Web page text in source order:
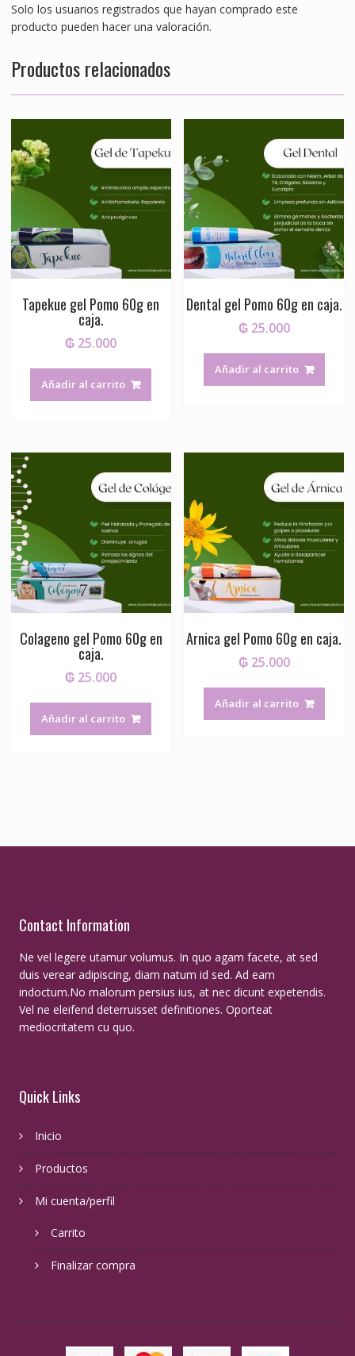
Solo los usuarios registrados que hayan comprado este
producto pueden hacer una valoración.
Productos relacionados
Tapekue gel Pomo 60g en
caja.
₲ 25.000
Añadir al carrito
Dental gel Pomo 60g en caja.
₲25.000
Añadir al carrito
Colageno gel Pomo 60g en
caja.
₲ 25.000
Añadir al carrito
Arnica gel Pomo 60g en caja.
₲25.000
Añadir al carrito
Contact Information
Ne vel legere utamur volumus. In quo agam facete, at sed
duis verear adipiscing, diam natum id sed. Ad eam
indoctum.No malorum persius ius, at nec dicunt expetendis.
Vel ne eleifend deterruisset definitiones. Oporteat
mediocritatem cu quo.
Quick Links
Inicio
Productos
Mi cuenta/perfil
Carrito
Finalizar compra